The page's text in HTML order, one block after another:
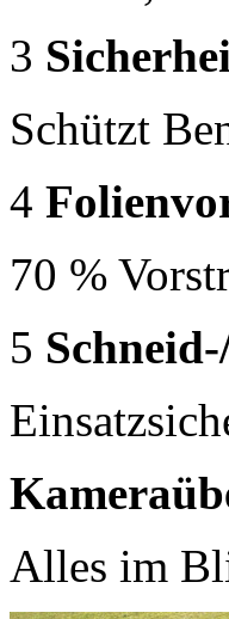
3
Schützt
4
70 %
5
Alles im